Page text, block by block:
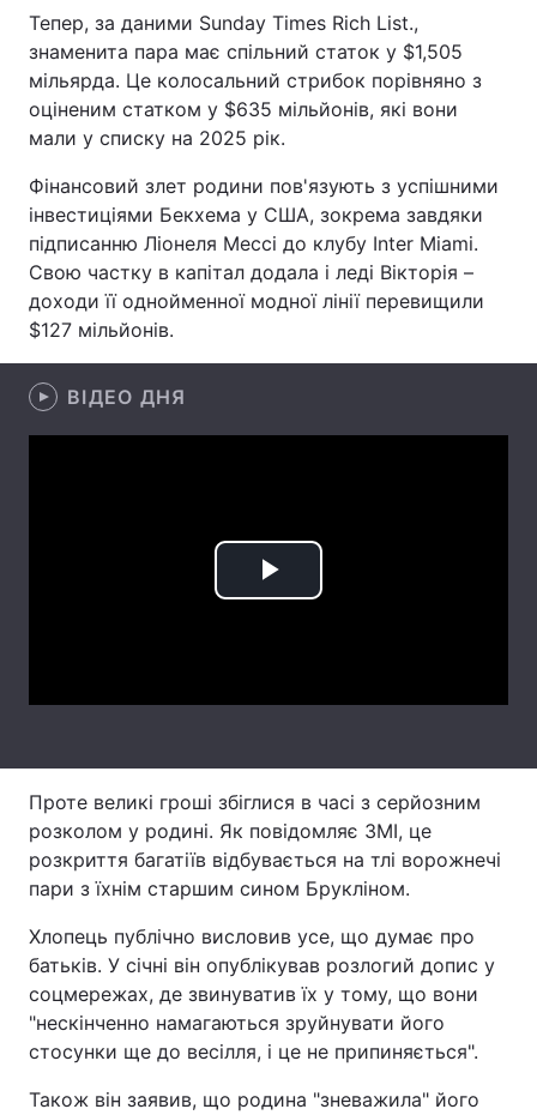
Спорт Наука
Техно і зв'язок Лайт
Зброя
Здоров'я Туризм
Цікавинки Погода
Екологія Регіони
Лонгріди
Відео з Youtube
Тема оформлення
Тепер, за даними Sunday Times Rich List.,
знаменита пара має спільний статок у $1,505
мільярда. Це колосальний стрибок порівняно з
оціненим статком у $635 мільйонів, які вони
мали у списку на 2025 рік.
Фінансовий злет родини пов'язують з успішними
інвестиціями Бекхема у США, зокрема завдяки
підписанню Ліонеля Мессі до клубу Inter Miami.
Свою частку в капітал додала і леді Вікторія –
доходи її однойменної модної лінії перевищили
$127 мільйонів.
ВІДЕО ДНЯ
Play
Проте великі гроші збіглися в часі з серйозним
розколом у родині. Як повідомляє ЗМІ, це
розкриття багатіїв відбувається на тлі ворожнечі
пари з їхнім старшим сином Брукліном.
Хлопець публічно висловив усе, що думає про
батьків. У січні він опублікував розлогий допис у
соцмережах, де звинуватив їх у тому, що вони
"нескінченно намагаються зруйнувати його
стосунки ще до весілля, і це не припиняється".
Також він заявив, що родина "зневажила" його